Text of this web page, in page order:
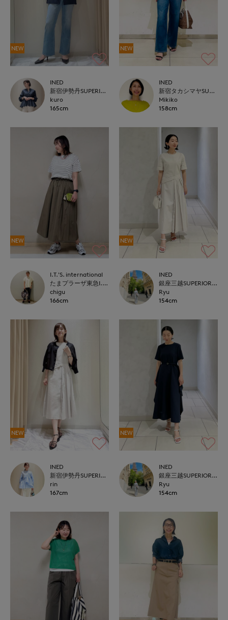
NEW
INED
新宿伊勢丹SUPERIOR CLOSET
kuro
165cm
NEW
INED
新宿タカシマヤSUPERIOR CLOSET
Mikiko
158cm
NEW
I.T.'S. international
たまプラーザ東急I.T.'S.international
chigu
166cm
NEW
INED
銀座三越SUPERIOR CLOSET GINZA
Ryu
154cm
NEW
INED
新宿伊勢丹SUPERIOR CLOSET
rin
167cm
NEW
INED
銀座三越SUPERIOR CLOSET GINZA
Ryu
154cm